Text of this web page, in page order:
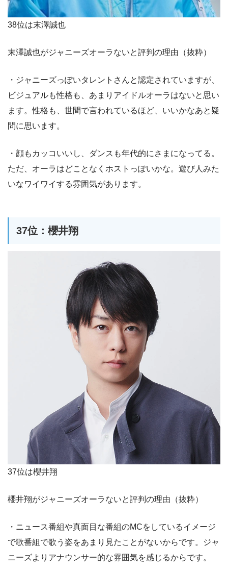
38位は末澤誠也
末澤誠也がジャニーズオーラないと評判の理由（抜粋）
・ジャニーズっぽいタレントさんと認定されていますが、
ビジュアルも性格も、あまりアイドルオーラはないと思い
ます。性格も、世間で言われているほど、いいかなあと疑
問に思います。
・顔もカッコいいし、ダンスも年代的にさまになってる。
ただ、オーラはどことなくホストっぽいかな。遊び人みた
いなワイワイする雰囲気があります。
37位：櫻井翔
37位は櫻井翔
櫻井翔がジャニーズオーラないと評判の理由（抜粋）
・ニュース番組や真面目な番組のMCをしているイメージ
で歌番組で歌う姿をあまり見たことがないからです。ジャ
ニーズよりアナウンサー的な雰囲気を感じるからです。